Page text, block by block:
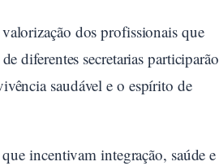
dos profissionais que
diferentes secretarias participarão
saudável e o espírito de
incentivam integração, saúde e